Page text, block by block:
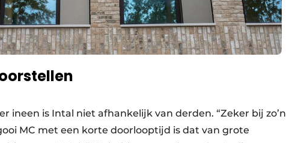
ineen is Intal niet afhankelijk van derden. “Zeker bij zo’n
MC met een korte doorlooptijd is dat van grote